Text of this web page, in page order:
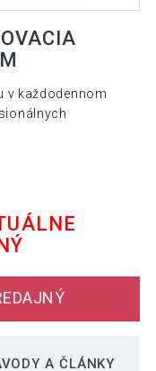
v každodennom
A ČLÁNKY